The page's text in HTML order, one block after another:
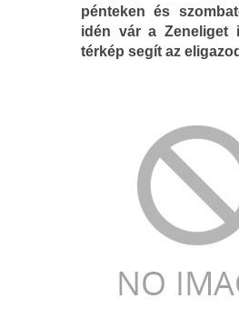
pénteken és
idén vár a Zeneliget
térkép segít az